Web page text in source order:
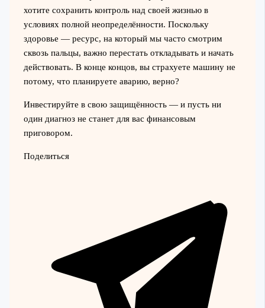
хотите сохранить контроль над своей жизнью в
условиях полной неопределённости. Поскольку
здоровье — ресурс, на который мы часто смотрим
сквозь пальцы, важно перестать откладывать и начать
действовать. В конце концов, вы страхуете машину не
потому, что планируете аварию, верно?
Инвестируйте в свою защищённость — и пусть ни
один диагноз не станет для вас финансовым
приговором.
Поделиться